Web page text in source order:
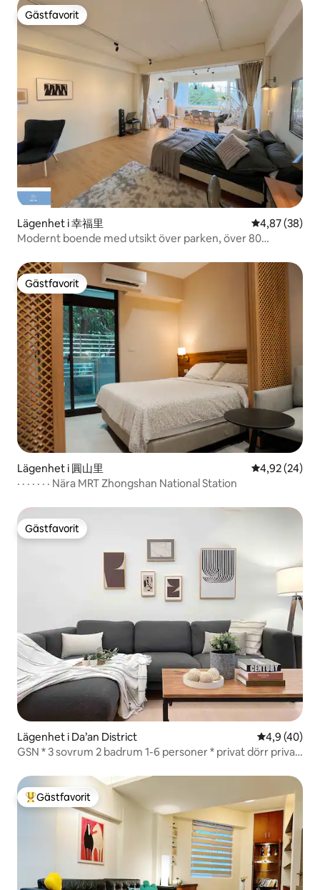
Gästfavorit
Gästfavorit
Lägenhet i 幸福里 4,87 av 5 i
4,87 (38)
Modernt boende med utsikt över parken, över 80
Gästfavorit
Gästfavorit
Lägenhet i 圓山里 4,92 av 5 i
4,92 (24)
· · · · · · · Nära MRT Zhongshan National Station
Gästfavorit
Gästfavorit
Lägenhet i Da’an District 4,9 av 5 i
4,9 (40)
GSN * 3 sovrum 2 badrum 1-6 personer * privat dörr privat
MRT-station / helkök långtidsuthyrning
Populär gästfavorit
Gästfavorit